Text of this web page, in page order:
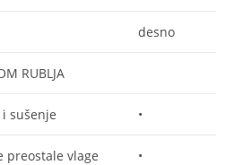
desno
RUBLJA
sušenje •
preostale vlage •